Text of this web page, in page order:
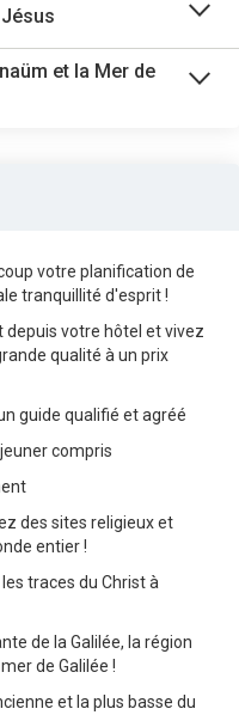
et la Mer de
votre planification de
tranquillité d'esprit !
depuis votre hôtel et vivez
qualité à un prix
guide qualifié et agréé
compris
des sites religieux et
entier !
traces du Christ à
de la Galilée, la région
de Galilée !
et la plus basse du